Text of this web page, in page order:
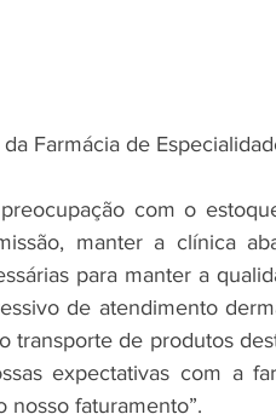
Farmácia de
com o
manter a clínica
para manter a
de atendimento
transporte de produtos
expectativas com a
nosso faturamento”.